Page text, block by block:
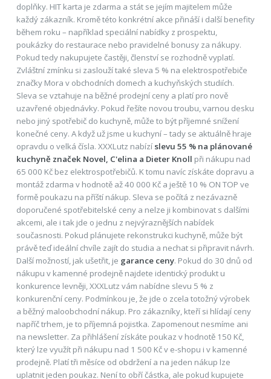
doplňky. HIT karta je zdarma a stát se jejím majitelem může
každý zákazník. Kromě této konkrétní akce přináší i další benefity
během roku – například speciální nabídky z prospektu,
poukázky do restaurace nebo pravidelné bonusy za nákupy.
Pokud tedy nakupujete častěji, členství se rozhodně vyplatí.
Zvláštní zmínku si zaslouží také sleva 5 % na elektrospotřebiče
značky Mora v obchodních domech a kuchyňských studiích.
Sleva se vztahuje na běžné prodejní ceny a platí pro nově
uzavřené objednávky. Pokud řešíte novou troubu, varnou desku
nebo jiný spotřebič do kuchyně, může to být příjemné snížení
konečné ceny. A když už jsme u kuchyní – tady se aktuálně hraje
opravdu o velká čísla. XXXLutz nabízí slevu 55 % na plánované
kuchyně značek Novel, C'elina a Dieter Knoll při nákupu nad
65 000 Kč bez elektrospotřebičů. K tomu navíc získáte dopravu a
montáž zdarma v hodnotě až 40 000 Kč a ještě 10 % ON TOP ve
formě poukazu na příští nákup. Sleva se počítá z nezávazně
doporučené spotřebitelské ceny a nelze ji kombinovat s dalšími
akcemi, ale i tak jde o jednu z nejvýraznějších nabídek
současnosti. Pokud plánujete rekonstrukci kuchyně, může být
právě teď ideální chvíle zajít do studia a nechat si připravit návrh.
Další možností, jak ušetřit, je garance ceny. Pokud do 30 dnů od
nákupu v kamenné prodejně najdete identický produkt u
konkurence levněji, XXXLutz vám nabídne slevu 5 % z
konkurenční ceny. Podmínkou je, že jde o zcela totožný výrobek
a běžný maloobchodní nákup. Pro zákazníky, kteří si hlídají ceny
napříč trhem, je to příjemná pojistka. Zapomenout nesmíme ani
na newsletter. Za přihlášení získáte poukaz v hodnotě 150 Kč,
který lze využít při nákupu nad 1 500 Kč v e-shopu i v kamenné
prodejně. Platí tři měsíce od obdržení a na jeden nákup lze
uplatnit jeden poukaz. Není to obří částka, ale pokud kupujete